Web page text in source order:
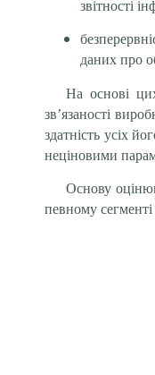
звітності
даних про
На основі
зв’язаності
здатність усіх
неціновими
Основу
певному